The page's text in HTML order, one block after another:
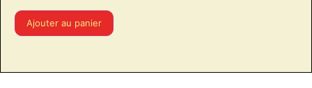
Ajouter au panier